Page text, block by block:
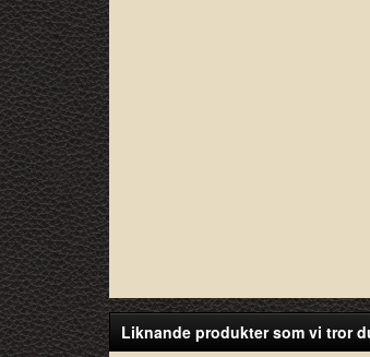
Liknande produkter som vi tror